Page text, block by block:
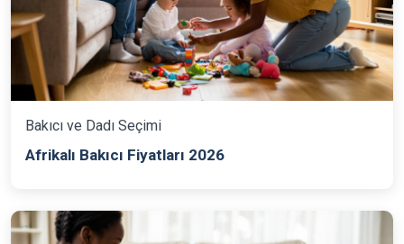
Bakıcı ve Dadı Seçimi
Afrikalı Bakıcı Fiyatları 2026